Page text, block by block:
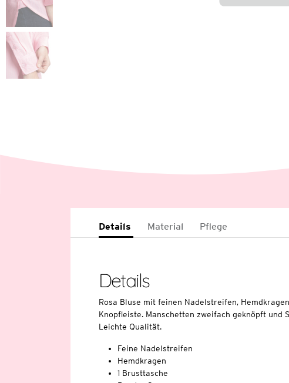
Details Material Pflege
Details
Rosa Bluse mit feinen Nadelstreifen,
Knopfleiste. Manschetten zweifach geknöpft und
Leichte Qualität.
Feine Nadelstreifen
Hemdkragen
1 Brusttasche